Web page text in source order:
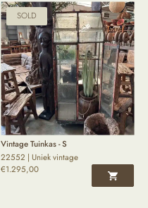
SOLD
Vintage Tuinkas - S
22552 | Uniek vintage
€1.295,00